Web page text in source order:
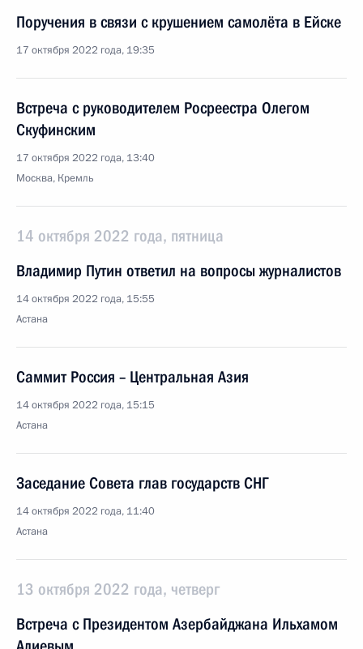
Поручения в связи с крушением самолёта в Ейске
17 октября 2022 года, 19:35
Встреча с руководителем Росреестра Олегом
Скуфинским
17 октября 2022 года, 13:40
Москва, Кремль
14 октября 2022 года, пятница
Владимир Путин ответил на вопросы журналистов
14 октября 2022 года, 15:55
Астана
Саммит Россия – Центральная Азия
14 октября 2022 года, 15:15
Астана
Заседание Совета глав государств СНГ
14 октября 2022 года, 11:40
Астана
13 октября 2022 года, четверг
Встреча с Президентом Азербайджана Ильхамом